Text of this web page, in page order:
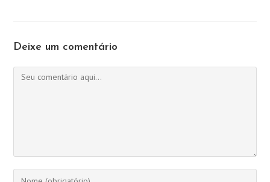
Deixe um comentário
Comentário
Digite